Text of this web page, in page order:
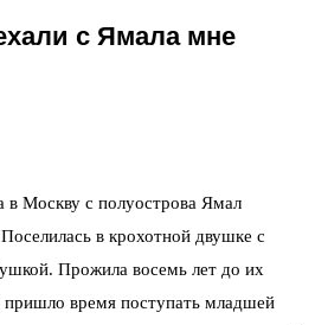
с Ямала мне
Москву с полуострова Ямал
в крохотной двушке с
Прожила восемь лет до их
время поступать младшей